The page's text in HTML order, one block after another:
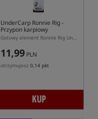
UnderCarp Ronnie Rig-
Przypon karpiowy
bezzadziorowy
Gotowy element Ronnie Rig UnderCarp do kulek pop up bezzadziorowy
11,99 PLN
otrzymujesz 0,14 pkt
KUP